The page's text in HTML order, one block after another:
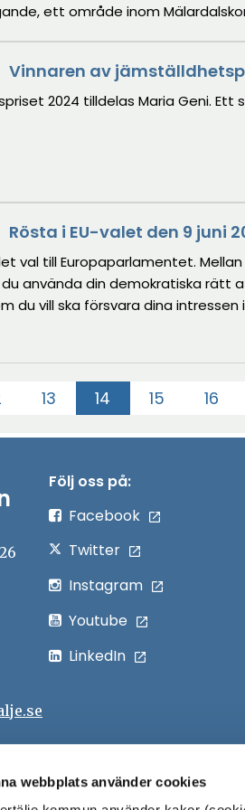
webbplats använder cookies
ett område inom
Vinnaren av
2024 tilldelas Maria Geni. Ett
Rösta i EU-valet den 9 juni
val till Europaparlamentet.
du använda din demokratiska rätt
du vill ska försvara dina intressen i
13 14(Aktuell)
15 16
Följ oss på:
Facebook
Twitter
Instagram
Youtube
LinkedIn